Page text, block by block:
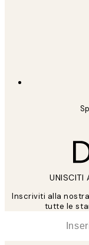
UNISCITI
Inscriviti alla
tutte le